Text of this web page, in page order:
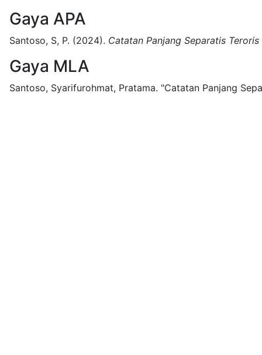
Gaya APA
Santoso, S, P. (2024). Catatan Panjang Separatis Teroris
Gaya MLA
Santoso, Syarifurohmat, Pratama. "Catatan Panjang